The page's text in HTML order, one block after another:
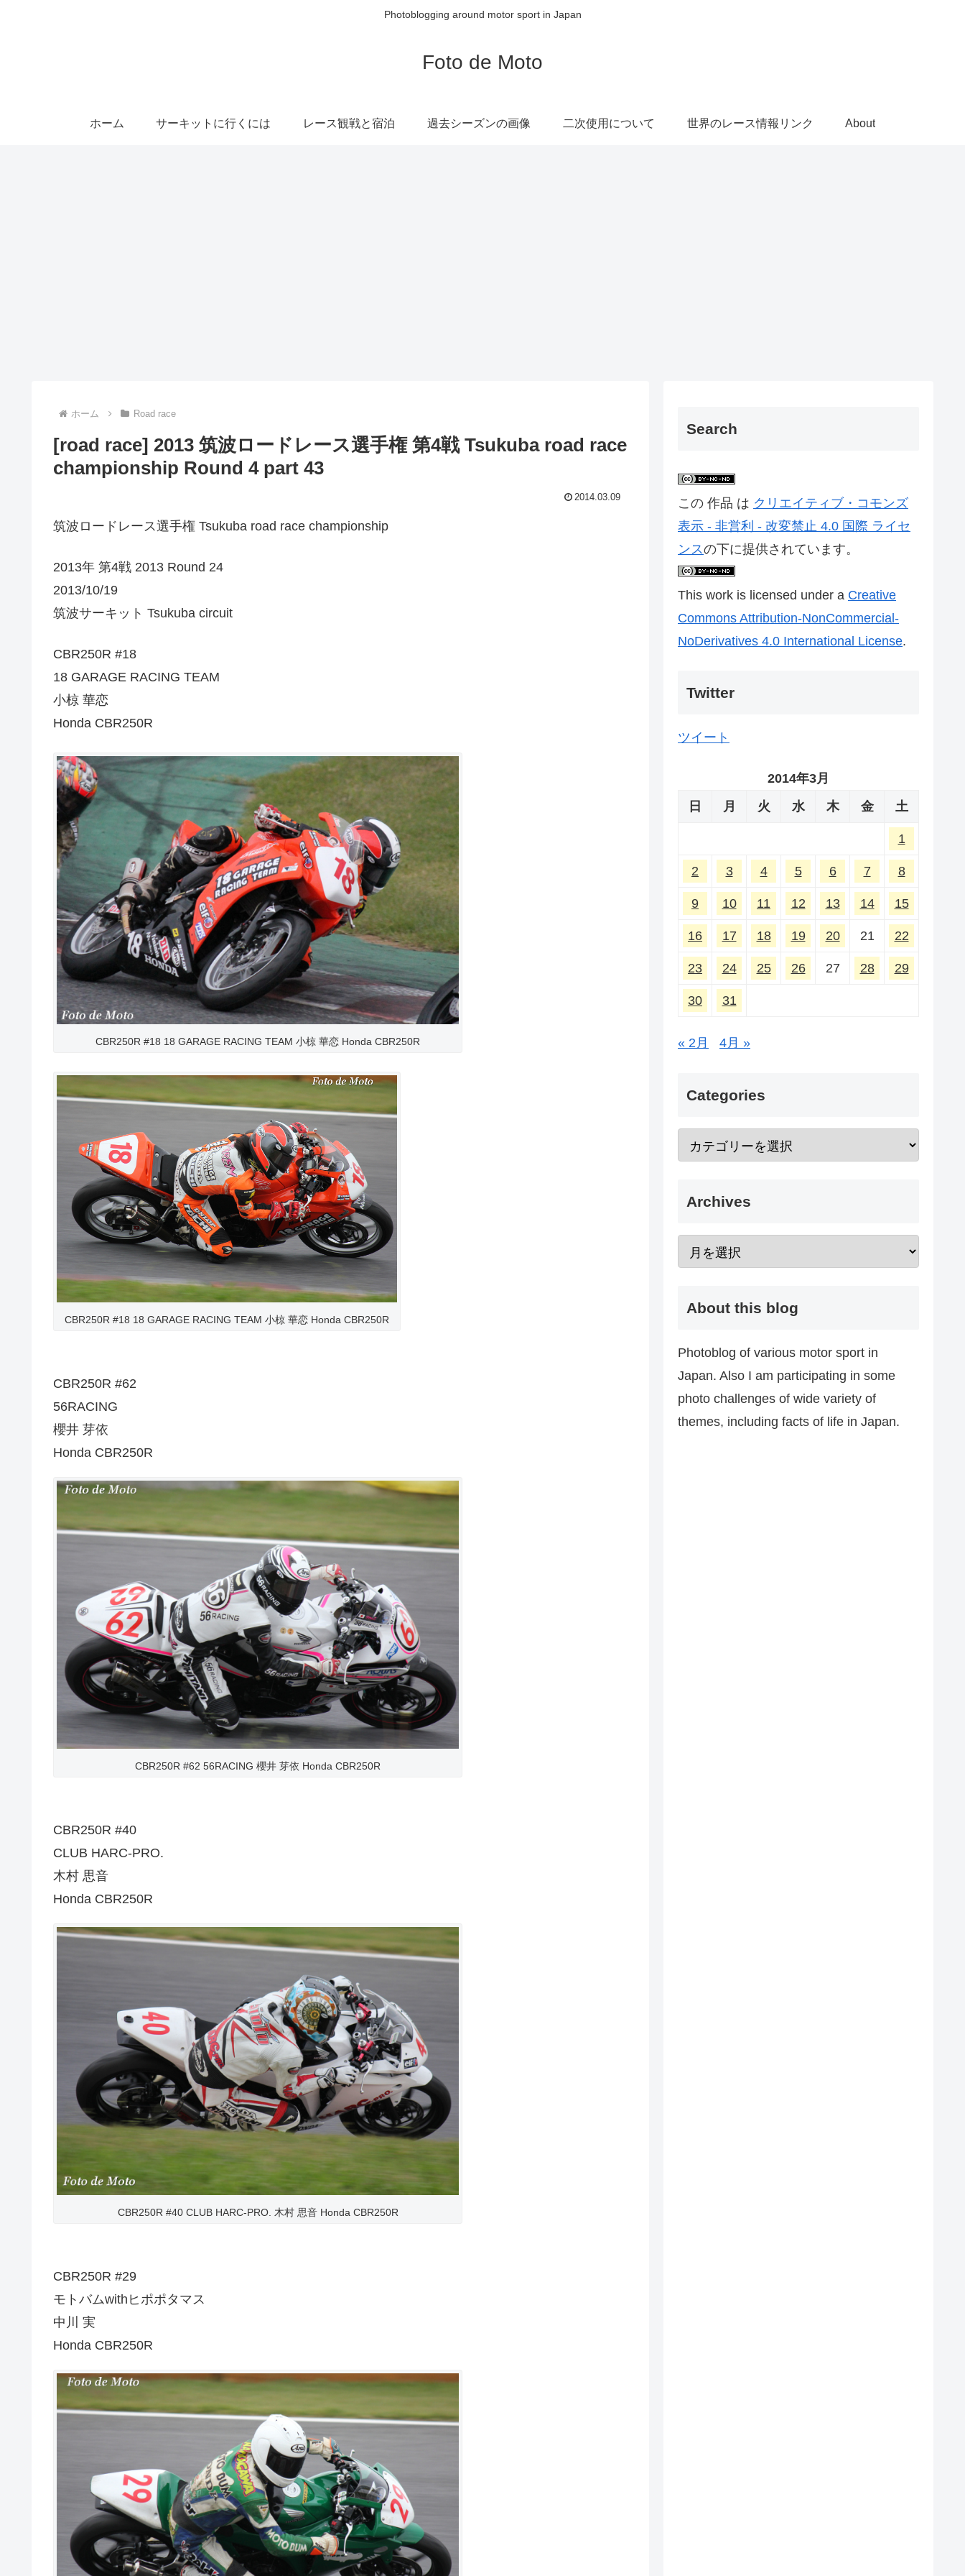
Photoblogging around motor sport in Japan
Foto de Moto
ホーム サーキットに行くには レース観戦と宿泊 過去シーズンの画像 二次使用について 世界のレース情報リンク About
ホーム Road race
[road race] 2013 筑波ロードレース選手権 第4戦 Tsukuba road race
championship Round 4 part 43
2014.03.09
筑波ロードレース選手権 Tsukuba road race championship
2013年 第4戦 2013 Round 24
2013/10/19
筑波サーキット Tsukuba circuit
CBR250R #18
18 GARAGE RACING TEAM
小椋 華恋
Honda CBR250R
CBR250R #18 18 GARAGE RACING TEAM 小椋 華恋 Honda CBR250R
CBR250R #18 18 GARAGE RACING TEAM 小椋 華恋 Honda CBR250R
CBR250R #62
56RACING
櫻井 芽依
Honda CBR250R
CBR250R #62 56RACING 櫻井 芽依 Honda CBR250R
CBR250R #40
CLUB HARC-PRO.
木村 思音
Honda CBR250R
CBR250R #40 CLUB HARC-PRO. 木村 思音 Honda CBR250R
CBR250R #29
モトバムwithヒポポタマス
中川 実
Honda CBR250R
Search
この 作品 は クリエイティブ・コモンズ
表示 - 非営利 - 改変禁止 4.0 国際 ライセ
ンスの下に提供されています。
This work is licensed under a Creative
Commons Attribution-NonCommercial-
NoDerivatives 4.0 International License.
Twitter
ツイート
2014年3月
日
月 火 水 木 金 土
1
2 3 4 5 6 7 8
9 10 11 12 13 14 15
16 17 18 19 20 21 22
23 24 25 26 27 28 29
30 31
« 2月 4月 »
Categories
Archives
About this blog
Photoblog of various motor sport in
Japan. Also I am participating in some
photo challenges of wide variety of
themes, including facts of life in Japan.